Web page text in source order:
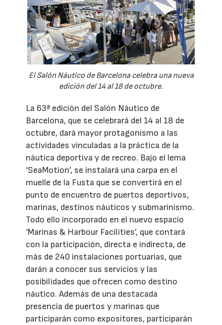
El Salón Náutico de Barcelona celebra una nueva
edición del 14 al 18 de octubre.
La 63ª edición del Salón Náutico de
Barcelona, que se celebrará del 14 al 18 de
octubre, dará mayor protagonismo a las
actividades vinculadas a la práctica de la
náutica deportiva y de recreo. Bajo el lema
‘SeaMotion’, se instalará una carpa en el
muelle de la Fusta que se convertirá en el
punto de encuentro de puertos deportivos,
marinas, destinos náuticos y submarinismo.
Todo ello incorporado en el nuevo espacio
‘Marinas & Harbour Facilities’, que contará
con la participación, directa e indirecta, de
más de 240 instalaciones portuarias, que
darán a conocer sus servicios y las
posibilidades que ofrecen como destino
náutico. Además de una destacada
presencia de puertos y marinas que
participarán como expositores, participarán